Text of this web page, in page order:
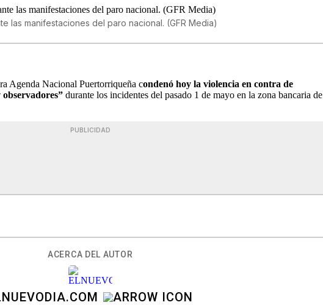
las manifestaciones del paro nacional. (GFR Media)
Agenda Nacional Puertorriqueña condenó hoy la violencia en contra de
durante los incidentes del pasado 1 de mayo en la zona bancaria de
PUBLICIDAD
ACERCA DEL AUTOR